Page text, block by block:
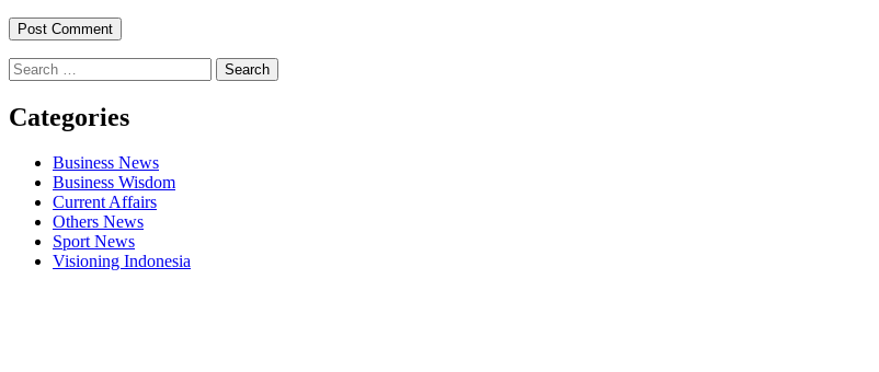
Search
for:
Categories
Business News
Business Wisdom
Current Affairs
Others News
Sport News
Visioning Indonesia